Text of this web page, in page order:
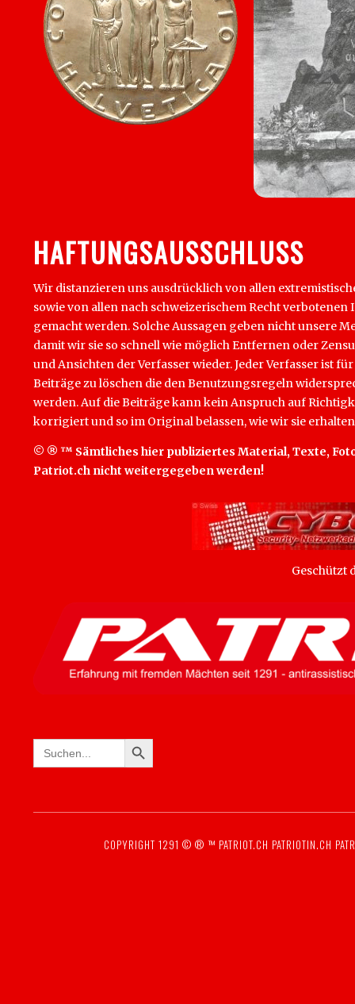
HAFTUNGSAUSSCHLUSS
Wir distanzieren uns ausdrücklich von allen
sowie von allen nach schweizerischem Recht
gemacht werden. Solche Aussagen geben nicht unsere
damit wir sie so schnell wie möglich Entfernen oder
und Ansichten der Verfasser wieder. Jeder Verfasser ist
Beiträge zu löschen die den Benutzungsregeln
werden. Auf die Beiträge kann kein Anspruch auf
korrigiert und so im Original belassen, wie wir sie
© ® ™ Sämtliches hier publiziertes Material, Texte,
Patriot.ch nicht weitergegeben werden!
Geschützt
Search
for:
SEARCH BUTTON
COPYRIGHT 1291 © ® ™ PATRIOT.CH PATRIOTIN.CH